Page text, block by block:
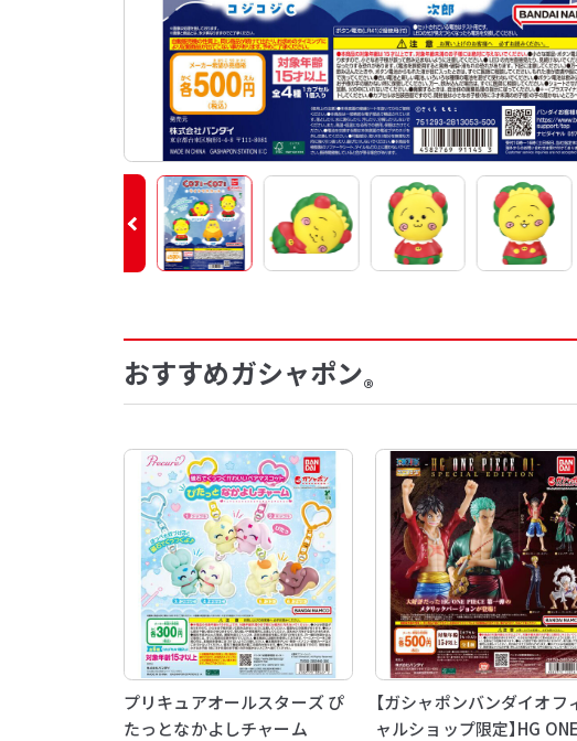
おすすめガシャポン®
プリキュアオールスターズ ぴ
たっとなかよしチャーム
【ガシャポンバンダイオフ
ャルショップ限定】HG ONE